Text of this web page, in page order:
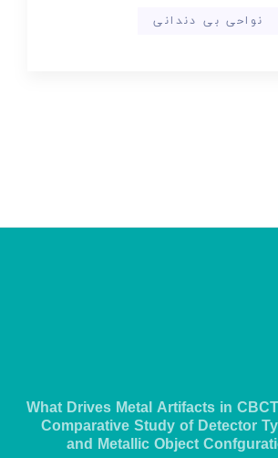
نواحی بی دندانی
What Drives Metal Artifacts in
Comparative Study of Detector
and Metallic Object